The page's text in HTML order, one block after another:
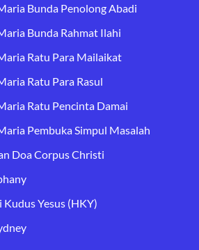
Bunda Penolong Abadi
Bunda Rahmat Ilahi
Ratu Para Mailaikat
Ratu Para Rasul
Ratu Pencinta Damai
Pembuka Simpul Masalah
Doa Corpus Christi
Yesus (HKY)